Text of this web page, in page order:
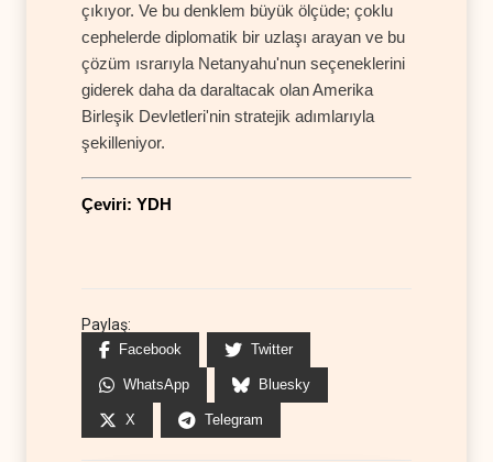
çıkıyor. Ve bu denklem büyük ölçüde; çoklu
cephelerde diplomatik bir uzlaşı arayan ve bu
çözüm ısrarıyla Netanyahu'nun seçeneklerini
giderek daha da daraltacak olan Amerika
Birleşik Devletleri'nin stratejik adımlarıyla
şekilleniyor.
Çeviri: YDH
Paylaş:
Facebook Twitter
WhatsApp Bluesky
X Telegram